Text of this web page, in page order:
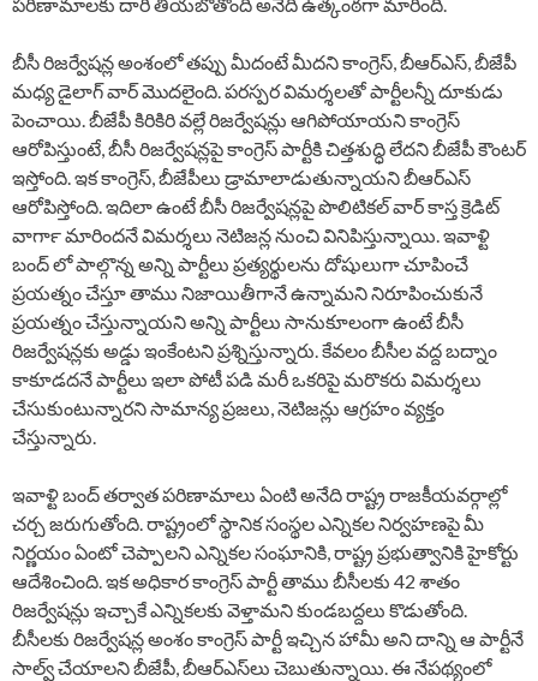
బీసీ రిజర్వేషన్ల అంశంలో తప్పు మీదంటే మీదని కాంగ్రెస్, బీఆర్ఎస్, బీజేపీ
మధ్య డైలాగ్ వార్ మొదలైంది. పరస్పర విమర్శలతో పార్టీలన్నీ దూకుడు
పెంచాయి. బీజేపీ కిరికిరి వల్లే రిజర్వేషన్లు ఆగిపోయాయని కాంగ్రెస్
ఆరోపిస్తుంటే, బీసీ రిజర్వేషన్లపై కాంగ్రెస్ పార్టీకి చిత్తశుద్ధి లేదని బీజేపీ కౌంటర్
ఇస్తోంది. ఇక కాంగ్రెస్, బీజేపీలు డ్రామాలాడుతున్నాయని బీఆర్ఎస్
ఆరోపిస్తోంది. ఇదిలా ఉంటే బీసీ రిజర్వేషన్లపై పొలిటికల్ వార్ కాస్త క్రెడిట్
వార్‍గా మారిందనే విమర్శలు నెటిజన్ల నుంచి వినిపిస్తున్నాయి. ఇవాళ్టి
బంద్ లో పాల్గొన్న అన్ని పార్టీలు ప్రత్యర్థులను దోషులుగా చూపించే
ప్రయత్నం చేస్తూ తాము నిజాయితీగానే ఉన్నామని నిరూపించుకునే
ప్రయత్నం చేస్తున్నాయని అన్ని పార్టీలు సానుకూలంగా ఉంటే బీసీ
రిజర్వేషన్లకు అడ్డు ఇంకేంటని ప్రశ్నిస్తున్నారు. కేవలం బీసీల వద్ద బద్నాం
కాకూడదనే పార్టీలు ఇలా పోటీ పడి మరీ ఒకరిపై మరొకరు విమర్శలు
చేసుకుంటున్నారని సామాన్య ప్రజలు, నెటిజన్లు ఆగ్రహం వ్యక్తం
చేస్తున్నారు.
ఇవాళ్టి బంద్ తర్వాత పరిణామాలు ఏంటి అనేది రాష్ట్ర రాజకీయవర్గాల్లో
చర్చ జరుగుతోంది. రాష్ట్రంలో స్థానిక సంస్థల ఎన్నికల నిర్వహణపై మీ
నిర్ణయం ఏంటో చెప్పాలని ఎన్నికల సంఘానికి, రాష్ట్ర ప్రభుత్వానికి హైకోర్టు
ఆదేశించింది. ఇక అధికార కాంగ్రెస్ పార్టీ తాము బీసీలకు 42 శాతం
రిజర్వేషన్లు ఇచ్చాకే ఎన్నికలకు వెళ్తామని కుండబద్దలు కొడుతోంది.
బీసీలకు రిజర్వేషన్ల అంశం కాంగ్రెస్ పార్టీ ఇచ్చిన హామీ అని దాన్ని ఆ పార్టీనే
సాల్వ్ చేయాలని బీజేపీ, బీఆర్ఎస్‍లు చెబుతున్నాయి. ఈ నేపథ్యంలో